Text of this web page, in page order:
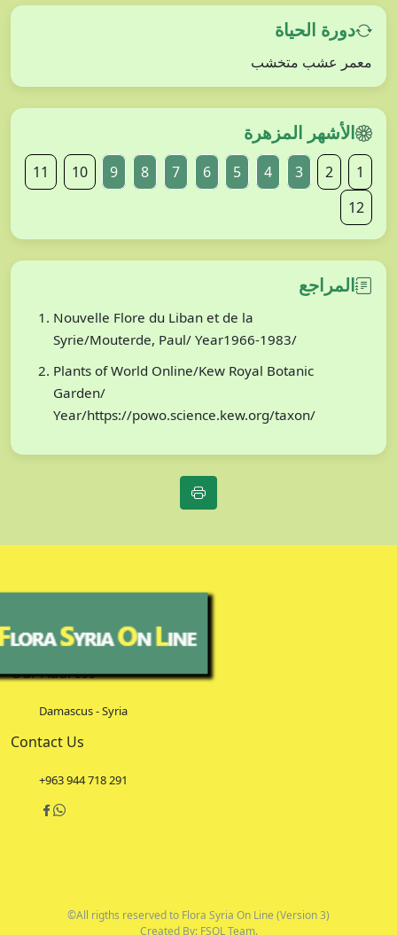
دورة الحياة
معمر عشب متخشب
الأشهر المزهرة
1
2
3
4
5
6
7
8
9
10
11
12
المراجع
Nouvelle Flore du Liban et de la
Syrie/Mouterde, Paul/ Year1966-1983/
Plants of World Online/Kew Royal Botanic
Garden/
Year/https://powo.science.kew.org/taxon/
Our Address
Damascus - Syria
Contact Us
+963 944 718 291
©All rigths reserved to Flora Syria On Line (Version 3)
Created By: FSOL Team.